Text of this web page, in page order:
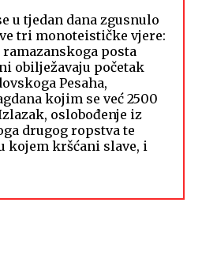
u tjedan dana zgusnulo
tri monoteističke vjere:
posta
obilježavaju početak
Pesaha,
kojim se već 2500
oslobođenje iz
drugog ropstva te
kojem kršćani slave, i